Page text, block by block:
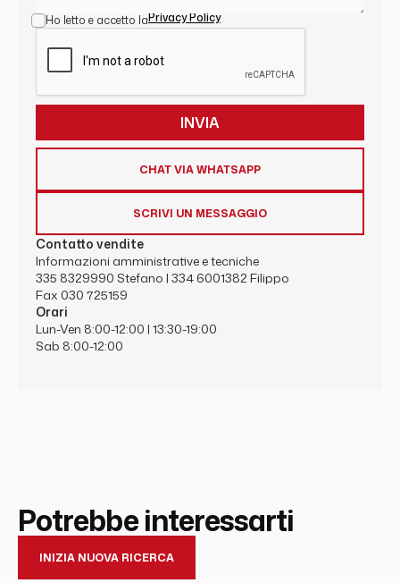
Ho letto e accetto laPrivacy Policy
CHAT VIA WHATSAPP
SCRIVI UN MESSAGGIO
Contatto vendite
Informazioni amministrative e tecniche
335 8329990 Stefano | 334 6001382 Filippo
Fax 030 725159
Orari
Lun-Ven 8:00-12:00 | 13:30-19:00
Sab 8:00-12:00
Potrebbe interessarti
INIZIA NUOVA RICERCA